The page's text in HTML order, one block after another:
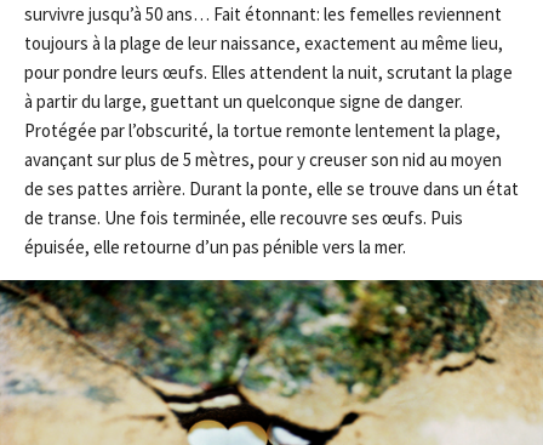
survivre jusqu’à 50 ans… Fait étonnant: les femelles reviennent
toujours à la plage de leur naissance, exactement au même lieu,
pour pondre leurs œufs. Elles attendent la nuit, scrutant la plage
à partir du large, guettant un quelconque signe de danger.
Protégée par l’obscurité, la tortue remonte lentement la plage,
avançant sur plus de 5 mètres, pour y creuser son nid au moyen
de ses pattes arrière. Durant la ponte, elle se trouve dans un état
de transe. Une fois terminée, elle recouvre ses œufs. Puis
épuisée, elle retourne d’un pas pénible vers la mer.